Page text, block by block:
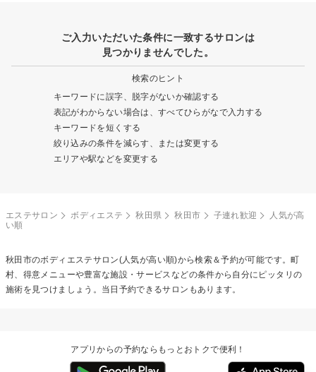
ご入力いただいた条件に一致するサロンは
見つかりませんでした。
検索のヒント
キーワードに誤字、脱字がないか確認する
表記がわからない場合は、すべてひらがなで入力する
キーワードを短くする
絞り込みの条件を減らす、または変更する
エリアや駅などを変更する
エステサロン ボディエステ 秋田県 秋田市 子連れ歓迎
人気が高
い順
秋田市のボディエステサロン(人気が高い順)から検索＆予約が可能です。町
村、得意メニューや豊富な施設・サービスなどの条件から自分にピッタリの
施術を見つけましょう。当日予約できるサロンもあります。
アプリからの予約ならもっとおトクで便利！